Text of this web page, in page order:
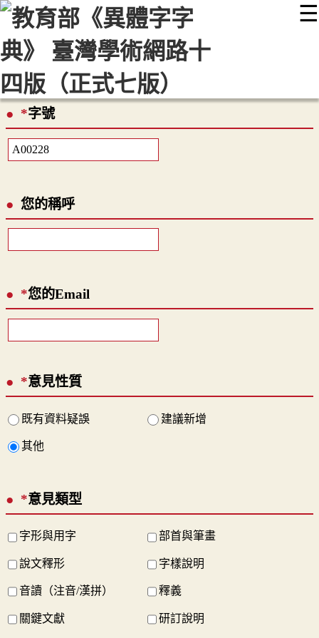
☰
::: 最新消息 常見問題 編輯說明
顯示模式
網站導覽
*字號
您的稱呼
*您的Email
*意見性質
既有資料疑誤 建議新增
其他
*意見類型
字形與用字 部首與筆畫
說文釋形 字樣說明
音讀（注音/漢拼） 釋義
關鍵文獻 研訂說明